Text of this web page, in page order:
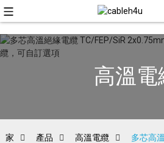
高溫電
家 產品 高溫電纜
多芯高